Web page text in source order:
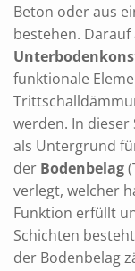
Beton oder aus
bestehen.
funktionale
werden. In
als Untergrund
der Bodenbelag
verlegt, welcher
Funktion erfüllt
Schichten
der Bodenbelag